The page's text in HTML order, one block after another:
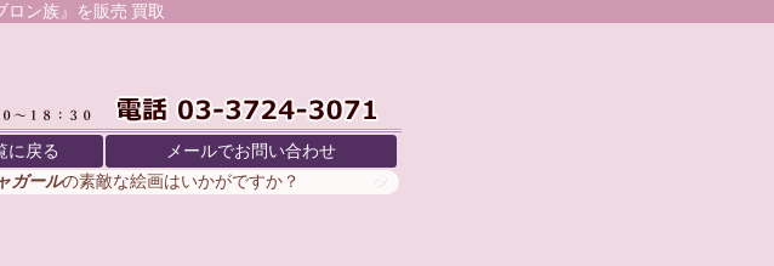
ロン族』を販売 買取
に戻る
メールでお問い合わせ
ガールの素敵な絵画はいかがですか？